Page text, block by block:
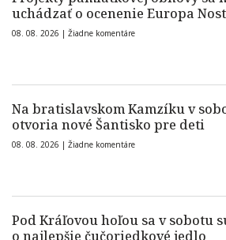
uchádzať o ocenenie Europa
08. 08. 2026 | Žiadne komentáre
Na bratislavskom Kamzíku v
otvoria nové Šantisko pre deti
08. 08. 2026 | Žiadne komentáre
Pod Kráľovou hoľou sa v sobotu
o najlepšie čučoriedkové jedlo